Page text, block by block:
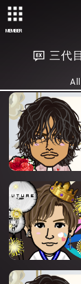
MEMBER
三代
All